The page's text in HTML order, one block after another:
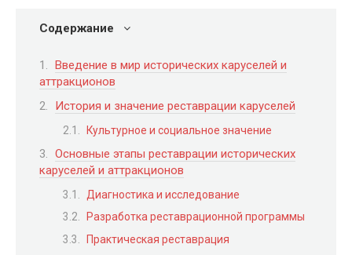
Содержание
Введение в мир исторических каруселей и
аттракционов
История и значение реставрации каруселей
Культурное и социальное значение
Основные этапы реставрации исторических
каруселей и аттракционов
Диагностика и исследование
Разработка реставрационной программы
Практическая реставрация